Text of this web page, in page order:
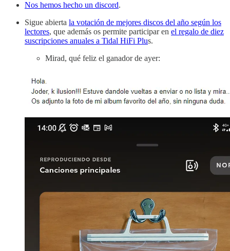
Nos hemos hecho un discord.
Sigue abierta la votación de mejores discos del año según los
lectores, que además os permite participar en el regalo de diez
suscripciones anuales a Tidal HiFi Plus.
Mirad, qué feliz el ganador de ayer: